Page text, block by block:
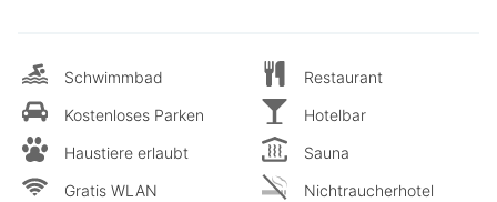
Schwimmbad
Kostenloses Parken
Haustiere erlaubt
Gratis WLAN
Restaurant
Hotelbar
Sauna
Nichtraucherhotel